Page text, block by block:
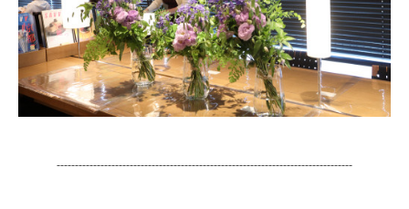
---------------------------------------------------------------------------------